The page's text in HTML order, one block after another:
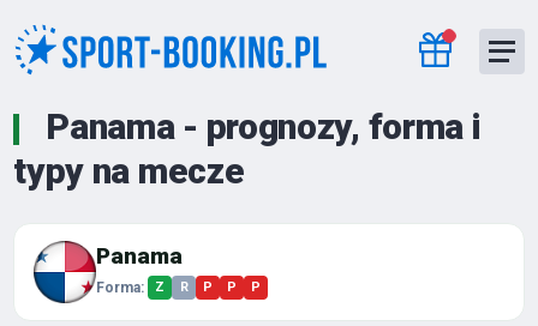
Panama - prognozy, forma i
typy na mecze
Panama
Forma: Z R P P P